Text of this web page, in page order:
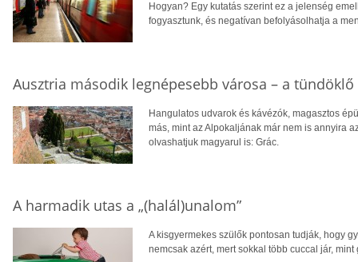
Hogyan? Egy kutatás szerint ez a jelenség
fogyasztunk, és negatívan befolyásolhatja a
Ausztria második legnépesebb városa – a tündöklő
Hangulatos udvarok és kávézók, magasztos
más, mint az Alpokaljának már nem is annyira
olvashatjuk magyarul is: Grác.
A harmadik utas a „(halál)unalom”
A kisgyermekes szülők pontosan tudják, hogy
nemcsak azért, mert sokkal több cuccal jár, mint